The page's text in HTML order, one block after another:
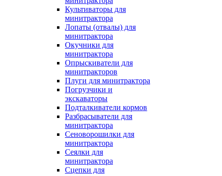
Культиваторы для
минитрактора
Лопаты (отвалы) для
минитрактора
Окучники для
минитрактора
Опрыскиватели для
минитракторов
Плуги для минитрактора
Погрузчики и
экскаваторы
Подталкиватели кормов
Разбрасыватели для
минитрактора
Сеноворошилки для
минитрактора
Сеялки для
минитрактора
Сцепки для